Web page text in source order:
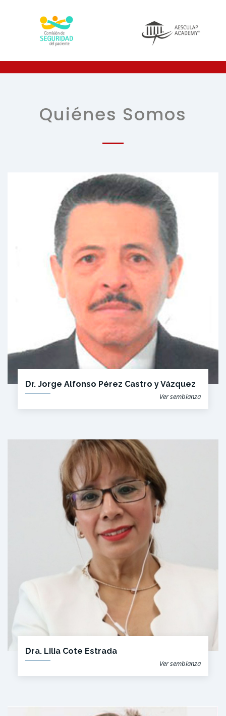
Quiénes Somos
Dr. Jorge Alfonso Pérez Castro y Vázquez
Ver semblanza
Dra. Lilia Cote Estrada
Ver semblanza